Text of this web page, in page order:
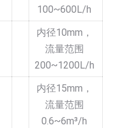
100~600L/h
内径10mm，
流量范围
200~1200L/h
内径15mm，
流量范围
0.6~6m³/h